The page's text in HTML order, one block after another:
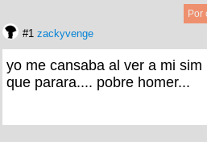
Por
#1 zackyvenge
yo me cansaba al ver a mi
que parara.... pobre homer...